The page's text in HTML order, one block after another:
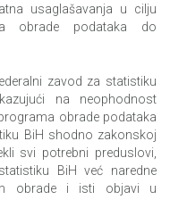
usaglašavanja u cilju
obrade podataka do
zavod za statistiku
na neophodnost
obrade podataka
BiH shodno zakonskoj
svi potrebni preduslovi,
BiH već naredne
obrade i isti objavi u